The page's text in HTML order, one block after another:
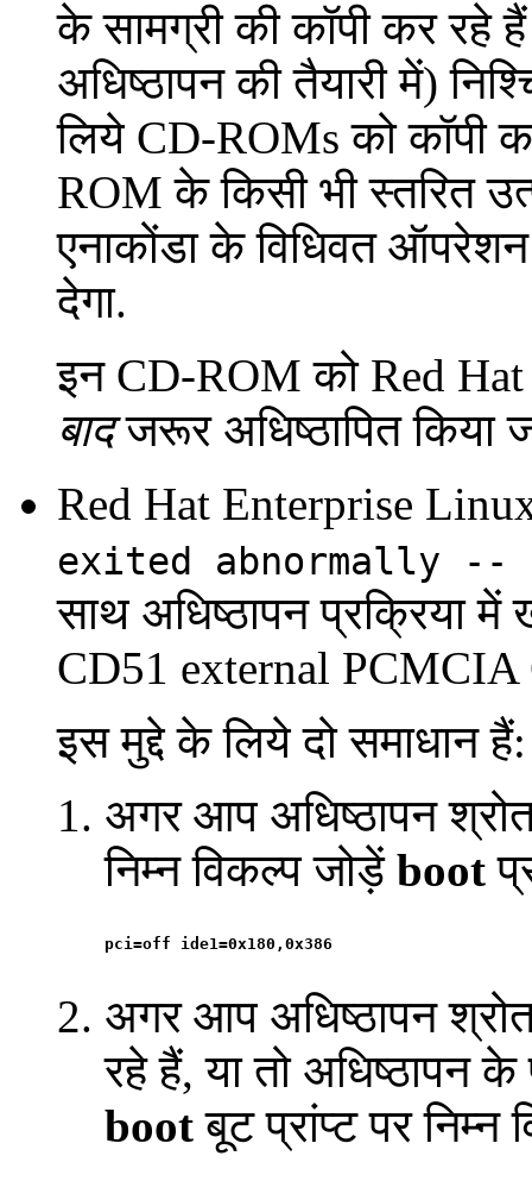
के सामग्री की कॉपी कर रहे
अधिष्ठापन की तैयारी में)
लिये CD-ROMs को कॉपी
ROM के किसी भी स्तरित
एनाकोंडा के विधिवत
देगा.
इन CD-ROM को Red
बादजरूर अधिष्ठापित किया
Red Hat Enterprise Linux
exited abnormally --
साथ अधिष्ठापन प्रक्रिया
CD51 external PCMCIA
इस मुद्दे के लिये दो समाधान हैं:
अगर आप अधिष्ठापन
निम्न विकल्प जोड़ें boot
अगर आप अधिष्ठापन
रहे हैं, या तो अधिष्ठापन
boot बूट प्रांप्ट पर निम्न